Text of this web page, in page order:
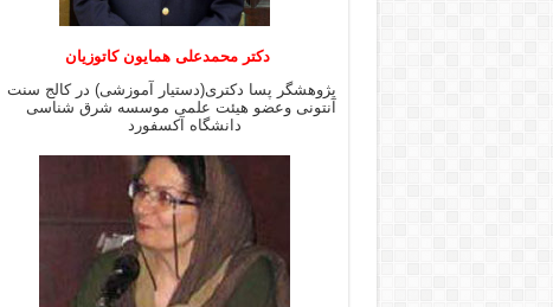
دکتر محمدعلی همایون کاتوزیان
پژوهشگر پسا دکتری(دستیار آموزشی) در کالج سنت
آنتونی وعضو هیئت علمی موسسه شرق شناسی
دانشگاه آکسفورد